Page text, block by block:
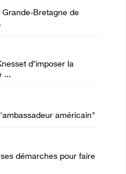
Bretagne de
d’imposer la
...
américain"
démarches pour faire